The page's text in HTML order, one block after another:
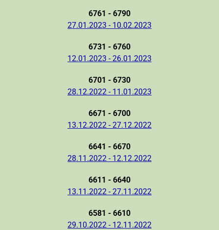
6761 - 6790
27.01.2023 - 10.02.2023
6731 - 6760
12.01.2023 - 26.01.2023
6701 - 6730
28.12.2022 - 11.01.2023
6671 - 6700
13.12.2022 - 27.12.2022
6641 - 6670
28.11.2022 - 12.12.2022
6611 - 6640
13.11.2022 - 27.11.2022
6581 - 6610
29.10.2022 - 12.11.2022